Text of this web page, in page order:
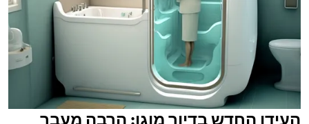
העידן החדש בדיור מוגן: הרבה מעבר